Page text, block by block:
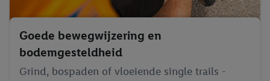
Goede bewegwijzering en
bodemgesteldheid
Grind, bospaden of vloeiende single trails -